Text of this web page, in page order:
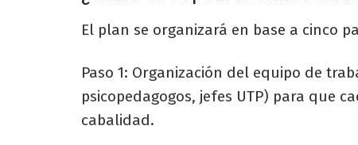
El plan se organizará en base a cinco
Paso 1: Organización del equipo de
psicopedagogos, jefes UTP) para que
cabalidad.